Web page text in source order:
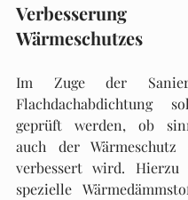
Wärmeschutzes
Im Zuge der
Flachdachabdichtung
geprüft werden, ob
auch der Wärmeschutz
verbessert wird. Hierzu
spezielle